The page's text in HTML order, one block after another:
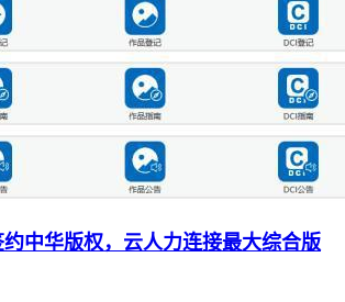
中华版权，云人力连接最大综合版